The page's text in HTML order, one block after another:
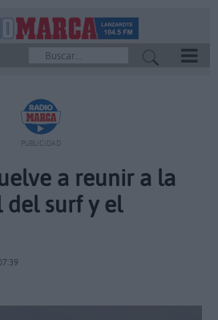
PUBLICIDAD
a reunir a la
surf y el